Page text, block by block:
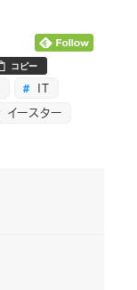
コピー
IT
イースター